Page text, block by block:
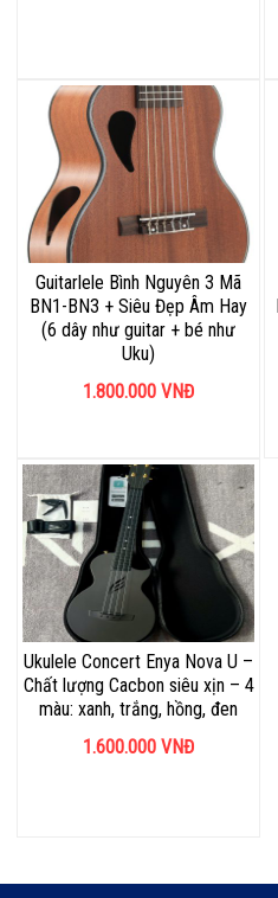
Guitarlele Bình Nguyên 3 Mã
BN1-BN3 + Siêu Đẹp Âm Hay
(6 dây như guitar + bé như
Uku)
1.800.000 VNĐ
Ukulele Concert Enya Nova U –
Chất lượng Cacbon siêu xịn – 4
màu: xanh, trắng, hồng, đen
1.600.000 VNĐ